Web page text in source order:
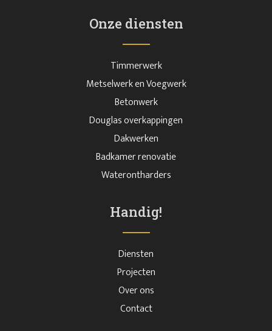
Onze diensten
Timmerwerk
Metselwerk en Voegwerk
Betonwerk
Douglas overkappingen
Dakwerken
Badkamer renovatie
Waterontharders
Handig!
Diensten
Projecten
Over ons
Contact